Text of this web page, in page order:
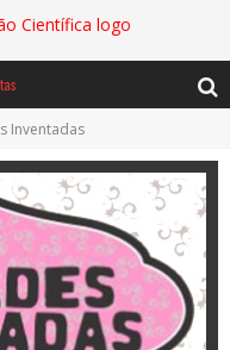
Baú de Histórias - A jamais imaginada aventura com os moinhos de vento
Inventadas